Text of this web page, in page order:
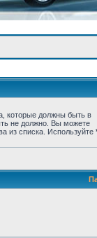
которые должны быть в
не должно. Вы можете
из списка. Используйте